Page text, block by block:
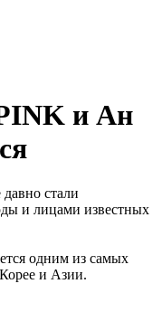
и Ан
стали
и лицами известных
одним из самых
и Азии.